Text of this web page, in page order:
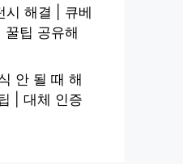
시 해결 | 큐베
꿀팁 공유해
안 될 때 해
| 대체 인증